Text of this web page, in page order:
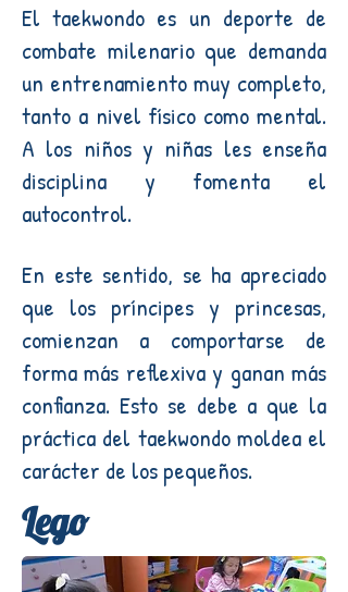
El taekwondo es un deporte de
combate milenario que demanda
un entrenamiento muy completo,
tanto a nivel físico como mental.
A los niños y niñas les enseña
disciplina y fomenta el
autocontrol.
En este sentido, se ha apreciado
que los príncipes y princesas,
comienzan a comportarse de
forma más reflexiva y ganan más
confianza. Esto se debe a que la
práctica del taekwondo moldea el
carácter de los pequeños.
Lego